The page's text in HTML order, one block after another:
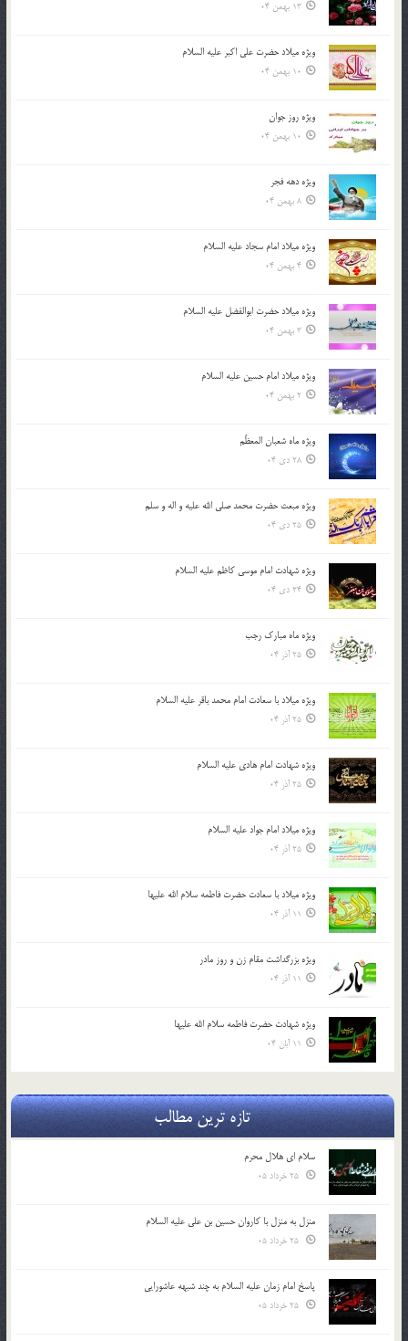
13 بهمن 04
ویژه میلاد حضرت علی اکبر علیه السلام
10 بهمن 04
ویژه روز جوان
10 بهمن 04
ویژه دهه فجر
8 بهمن 04
ویژه میلاد امام سجاد علیه السلام
4 بهمن 04
ویژه میلاد حضرت ابوالفضل علیه السلام
3 بهمن 04
ویژه میلاد امام حسین علیه السلام
2 بهمن 04
ویژه ماه شعبان المعظّم
28 دی 04
ویژه مبعث حضرت محمد صلی الله علیه و اله و سلم
25 دی 04
ویژه شهادت امام موسی کاظم علیه السلام
24 دی 04
ویژه ماه مبارک رجب
25 آذر 04
ویژه میلاد با سعادت امام محمد باقر علیه السلام
25 آذر 04
ویژه شهادت امام هادی علیه السلام
25 آذر 04
ویژه میلاد امام جواد علیه السلام
25 آذر 04
ویژه میلاد با سعادت حضرت فاطمه سلام الله علیها
11 آذر 04
ویژه بزرگداشت مقام زن و روز مادر
11 آذر 04
ویژه شهادت حضرت فاطمه سلام الله علیها
11 آبان 04
تازه ترین مطالب
سلام ای هلال محرم
منزل به منزل با کاروان حسین بن علی علیه السلام
پاسخ امام زمان علیه السلام به چند شبهه عاشورایی